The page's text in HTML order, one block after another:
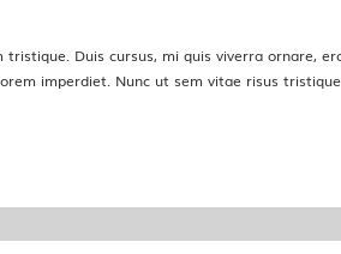
Duis cursus, mi quis viverra ornare,
imperdiet. Nunc ut sem vitae risus tristique